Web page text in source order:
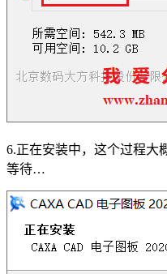
6.正在安装中，这个过程大
等待…